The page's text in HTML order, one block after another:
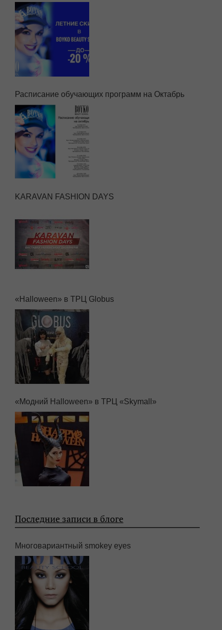
Расписание обучающих программ на Октабрь
KARAVAN FASHION DAYS
«Halloween» в ТРЦ Globus
«Модний Halloween» в ТРЦ «Skymall»
Последние записи в блоге
Многовариантный smokey eyes